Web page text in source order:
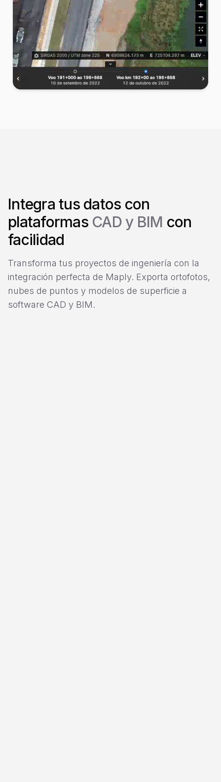
Integra tus datos con
plataformas CAD y BIM con
facilidad
Transforma tus proyectos de ingeniería con la
integración perfecta de Maply. Exporta ortofotos,
nubes de puntos y modelos de superficie a
software CAD y BIM.